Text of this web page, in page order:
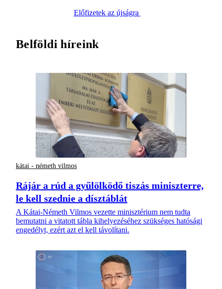
Előfizetek az újságra
Belföldi híreink
kátai - németh vilmos
Rájár a rúd a gyűlölködő tiszás miniszterre,
le kell szednie a dísztáblát
A Kátai-Németh Vilmos vezette minisztérium nem tudta
bemutatni a vitatott tábla kihelyezéséhez szükséges hatósági
engedélyt, ezért azt el kell távolítani.